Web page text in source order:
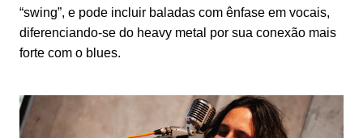
“swing”, e pode incluir baladas com ênfase em vocais,
diferenciando-se do heavy metal por sua conexão mais
forte com o blues.